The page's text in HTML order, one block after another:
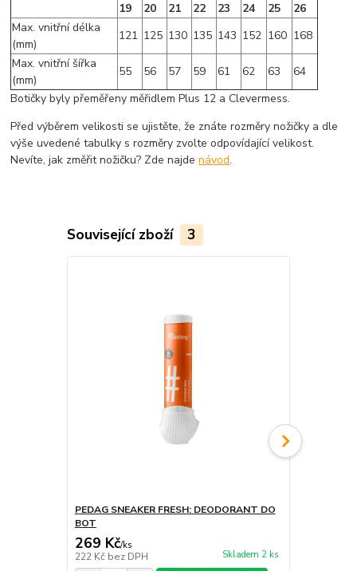
19
20 21 22 23 24 25
26
Max. vnitřní délka
(mm)
121 125 130 135 143 152 160 168
Max. vnitřní šířka
(mm)
55 56 57 59 61 62 63
64
Botičky byly přeměřeny měřidlem Plus 12 a Clevermess.
Před výběrem velikosti se ujistěte, že znáte rozměry nožičky a dle
výše uvedené tabulky s rozměry zvolte odpovídající velikost.
Nevíte, jak změřit nožičku? Zde najdenávod.
Související zboží 3
PEDAG SNEAKER FRESH: DEODORANT DO
BOT
269 Kč/ks
222 Kč bez DPH Skladem 2 ks